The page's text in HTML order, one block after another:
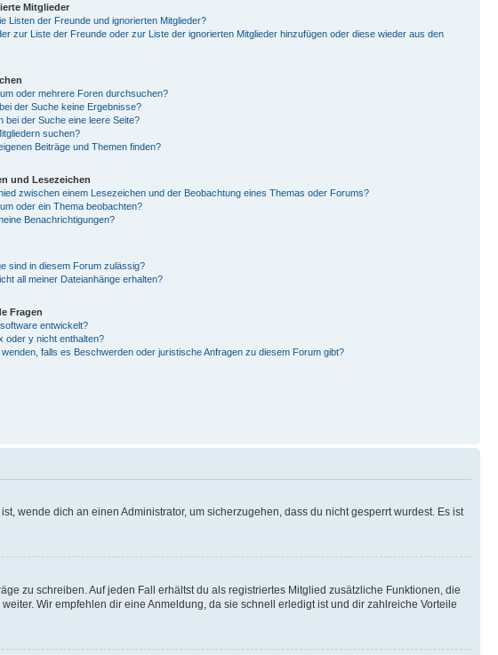
Mitglieder
Listen der Freunde und ignorierten Mitglieder?
zur Liste der Freunde oder zur Liste der ignorierten Mitglieder hinzufügen oder diese wieder aus den
oder mehrere Foren durchsuchen?
der Suche keine Ergebnisse?
bei der Suche eine leere Seite?
suchen?
Beiträge und Themen finden?
und Lesezeichen
zwischen einem Lesezeichen und der Beobachtung eines Themas oder Forums?
oder ein Thema beobachten?
Benachrichtigungen?
sind in diesem Forum zulässig?
all meiner Dateianhänge erhalten?
Fragen
entwickelt?
oder y nicht enthalten?
falls es Beschwerden oder juristische Anfragen zu diesem Forum gibt?
wende dich an einen Administrator, um sicherzugehen, dass du nicht gesperrt wurdest. Es ist
zu schreiben. Auf jeden Fall erhältst du als registriertes Mitglied zusätzliche Funktionen, die
Wir empfehlen dir eine Anmeldung, da sie schnell erledigt ist und dir zahlreiche Vorteile